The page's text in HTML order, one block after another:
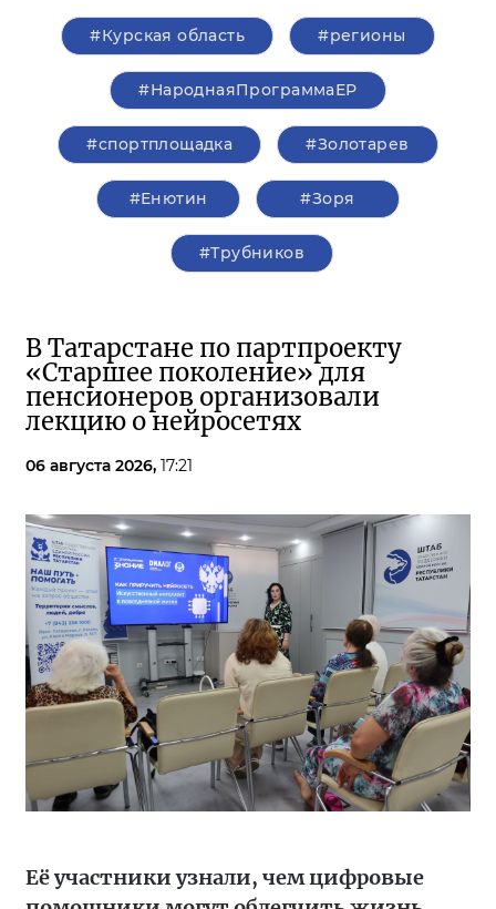
#Курская область #регионы
#НароднаяПрограммаЕР
#спортплощадка #Золотарев
#Енютин #Зоря
#Трубников
В Татарстане по партпроекту
«Старшее поколение» для
пенсионеров организовали
лекцию о нейросетях
06 августа 2026, 17:21
Её участники узнали, чем цифровые